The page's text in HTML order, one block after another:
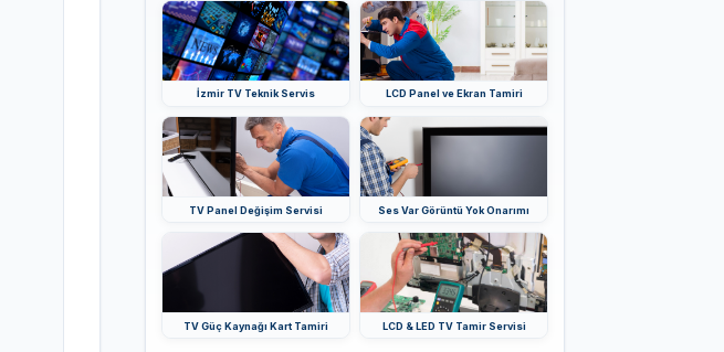
İzmir TV Teknik Servis LCD Panel ve Ekran Tamiri
TV Panel Değişim Servisi Ses Var Görüntü Yok Onarımı
TV Güç Kaynağı Kart Tamiri LCD & LED TV Tamir Servisi